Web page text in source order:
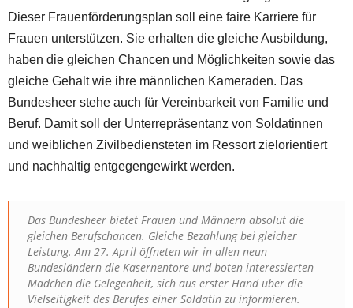
Dieser Frauenförderungsplan soll eine faire Karriere für
Frauen unterstützen. Sie erhalten die gleiche Ausbildung,
haben die gleichen Chancen und Möglichkeiten sowie das
gleiche Gehalt wie ihre männlichen Kameraden. Das
Bundesheer stehe auch für Vereinbarkeit von Familie und
Beruf. Damit soll der Unterrepräsentanz von Soldatinnen
und weiblichen Zivilbediensteten im Ressort zielorientiert
und nachhaltig entgegengewirkt werden.
Das Bundesheer bietet Frauen und Männern absolut die
gleichen Berufschancen. Gleiche Bezahlung bei gleicher
Leistung. Am 27. April öffneten wir in allen neun
Bundesländern die Kasernentore und boten interessierten
Mädchen die Gelegenheit, sich aus erster Hand über die
Vielseitigkeit des Berufes einer Soldatin zu informieren.